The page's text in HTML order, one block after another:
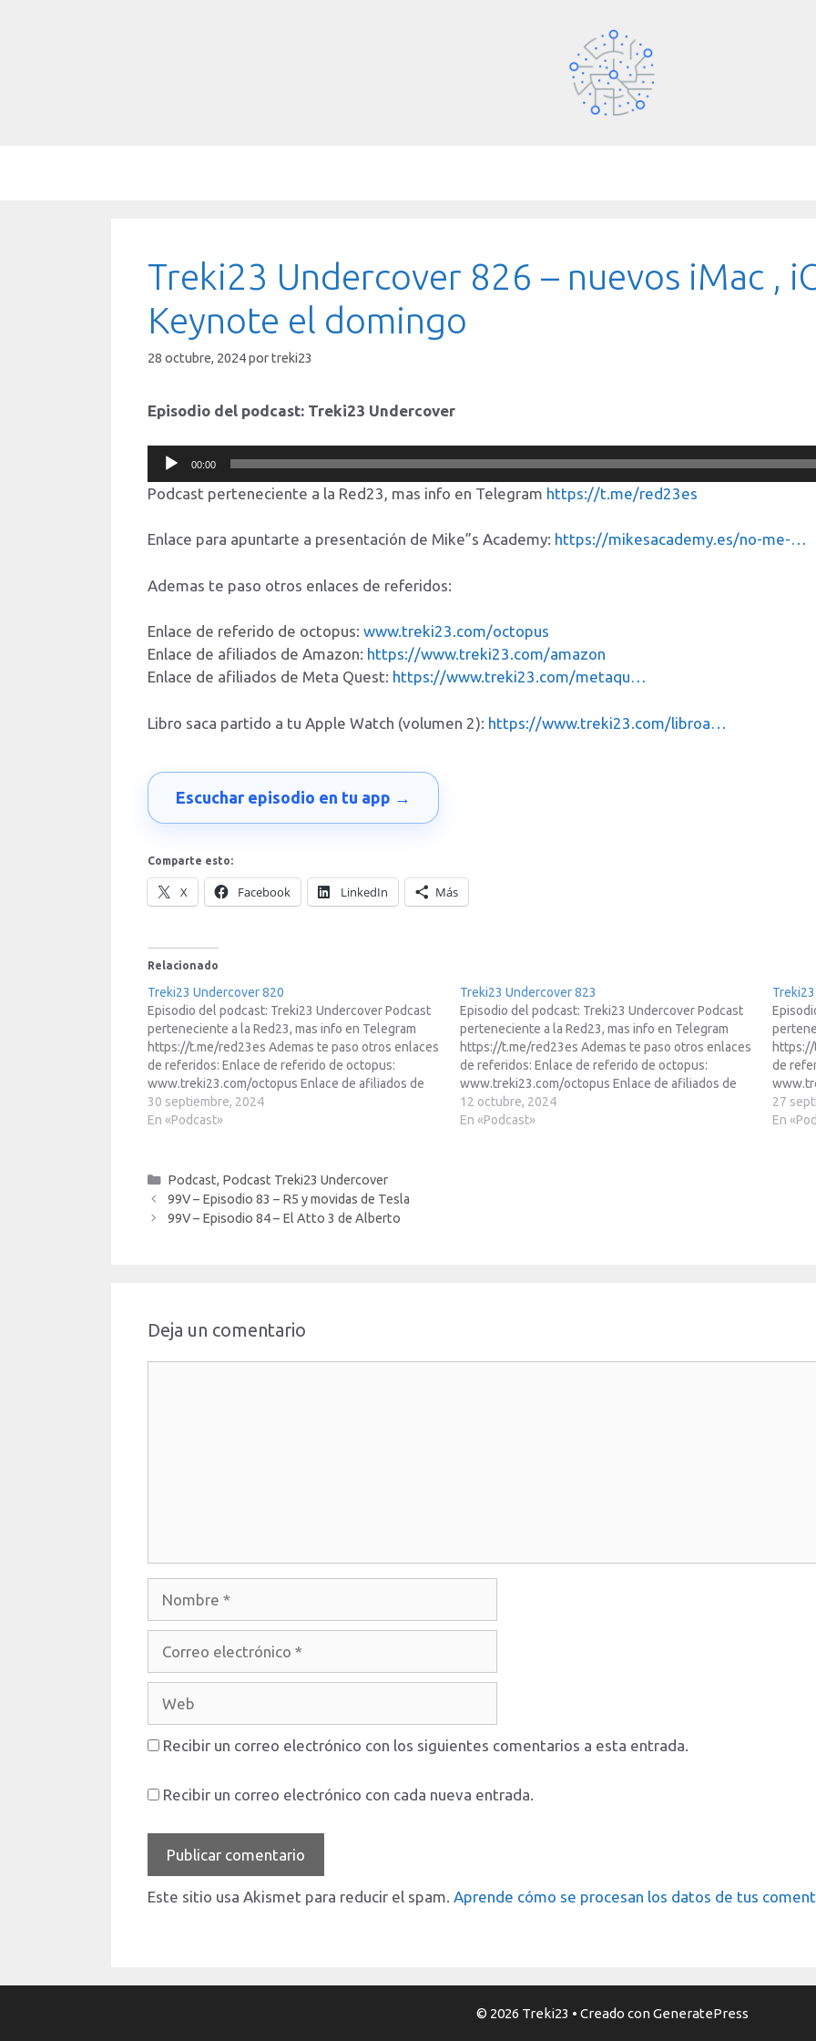
Treki23 Undercover 826 – nuevos iMac ,
Keynote el domingo
28 octubre, 2024portreki23
Episodio del podcast: Treki23 Undercover
Reproductor
de
audio
00:00
Podcast perteneciente a la Red23, mas info en Telegram https://t.me/red23es
Enlace para apuntarte a presentación de Mike”s Academy: https://mikesacademy.es/no-me-…
Ademas te paso otros enlaces de referidos:
Enlace de referido de octopus: www.treki23.com/octopus
Enlace de afiliados de Amazon: https://www.treki23.com/amazon
Enlace de afiliados de Meta Quest: https://www.treki23.com/metaqu…
Libro saca partido a tu Apple Watch (volumen 2): https://www.treki23.com/libroa…
Escuchar episodio en tu app →
Comparte esto:
X Facebook LinkedIn Más
Relacionado
Treki23 Undercover 820
Episodio del podcast: Treki23 Undercover Podcast
perteneciente a la Red23, mas info en Telegram
https://t.me/red23es Ademas te paso otros enlaces
de referidos: Enlace de referido de octopus:
www.treki23.com/octopus Enlace de afiliados de
Amazon: https://www.treki23.com/amazon Enlace
de afiliados de Meta Quest:
30 septiembre, 2024
En «Podcast»
Treki23 Undercover 823
Episodio del podcast: Treki23 Undercover Podcast
perteneciente a la Red23, mas info en Telegram
https://t.me/red23es Ademas te paso otros enlaces
de referidos: Enlace de referido de octopus:
www.treki23.com/octopus Enlace de afiliados de
Amazon: https://www.treki23.com/amazon Enlace
de afiliados de Meta Quest:
12 octubre, 2024
En «Podcast»
https://
de
de
27
En
Categorías
Podcast, Podcast Treki23 Undercover
99V – Episodio 83 – R5 y movidas de Tesla
99V – Episodio 84 – El Atto 3 de Alberto
Deja un comentario
electrónico
Recibir un correo electrónico con los siguientes comentarios a esta entrada.
Recibir un correo electrónico con cada nueva entrada.
Este sitio usa Akismet para reducir el spam. Aprende cómo se procesan los datos de tus
© 2026 Treki23 • Creado conGeneratePress